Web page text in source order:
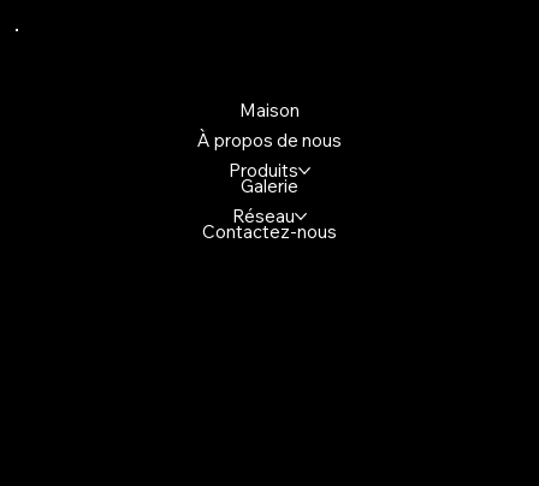
Maison
À propos de nous
Produits
Galerie
Réseau
Contactez-nous